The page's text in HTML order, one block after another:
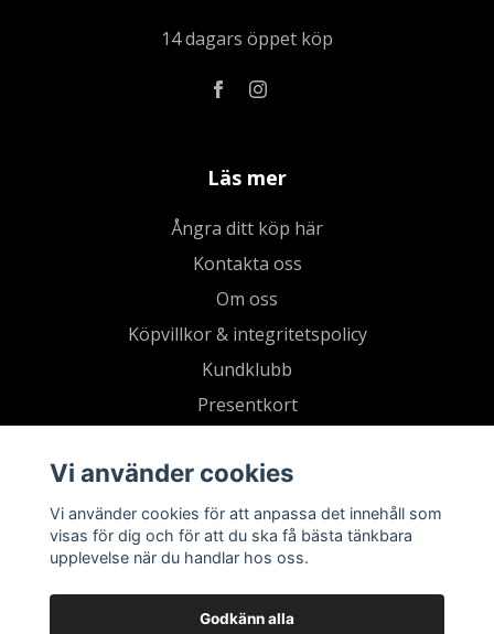
14 dagars öppet köp
Läs mer
Ångra ditt köp här
Kontakta oss
Om oss
Köpvillkor & integritetspolicy
Kundklubb
Presentkort
Vi använder cookies
Vi använder cookies för att anpassa det innehåll som
visas för dig och för att du ska få bästa tänkbara
upplevelse när du handlar hos oss.
Godkänn alla